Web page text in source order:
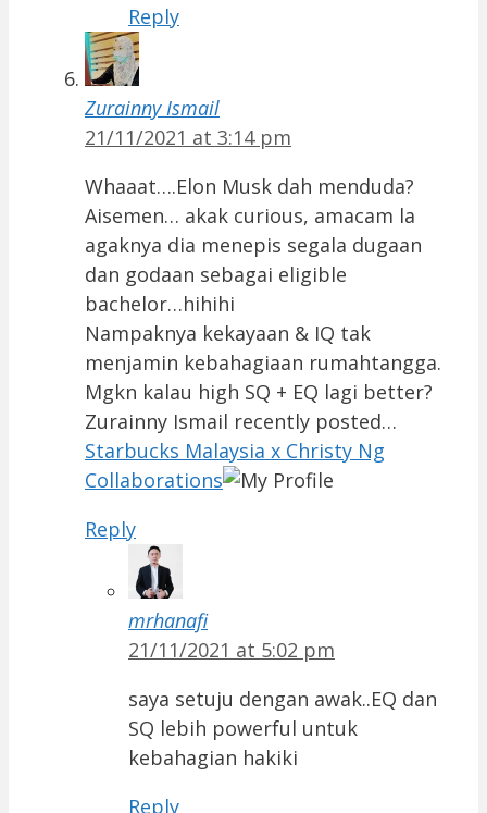
Reply
Zurainny Ismail
21/11/2021 at 3:14 pm
Whaaat….Elon Musk dah menduda?
Aisemen… akak curious, amacam la
agaknya dia menepis segala dugaan
dan godaan sebagai eligible
bachelor…hihihi
Nampaknya kekayaan & IQ tak
menjamin kebahagiaan rumahtangga.
Mgkn kalau high SQ + EQ lagi better?
Zurainny Ismail recently posted…
Starbucks Malaysia x Christy Ng
Collaborations
Reply
mrhanafi
21/11/2021 at 5:02 pm
saya setuju dengan awak..EQ dan
SQ lebih powerful untuk
kebahagian hakiki
Reply